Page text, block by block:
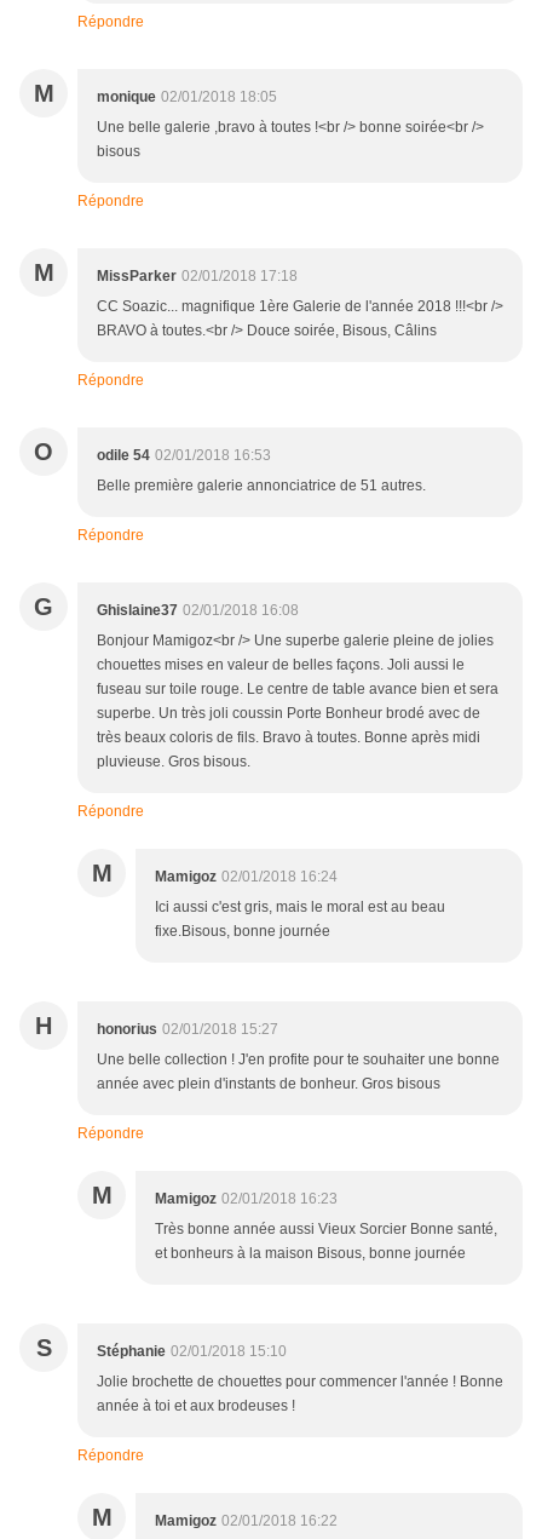
Répondre
M monique 02/01/2018 18:05
Une belle galerie ,bravo à toutes !<br /> bonne soirée<br />
bisous
Répondre
M MissParker 02/01/2018 17:18
CC Soazic... magnifique 1ère Galerie de l'année 2018 !!!<br />
BRAVO à toutes.<br /> Douce soirée, Bisous, Câlins
Répondre
O odile 54 02/01/2018 16:53
Belle première galerie annonciatrice de 51 autres.
Répondre
G Ghislaine37 02/01/2018 16:08
Bonjour Mamigoz<br /> Une superbe galerie pleine de jolies
chouettes mises en valeur de belles façons. Joli aussi le
fuseau sur toile rouge. Le centre de table avance bien et sera
superbe. Un très joli coussin Porte Bonheur brodé avec de
très beaux coloris de fils. Bravo à toutes. Bonne après midi
pluvieuse. Gros bisous.
Répondre
M Mamigoz 02/01/2018 16:24
Ici aussi c'est gris, mais le moral est au beau
fixe.Bisous, bonne journée
H honorius 02/01/2018 15:27
Une belle collection ! J'en profite pour te souhaiter une bonne
année avec plein d'instants de bonheur. Gros bisous
Répondre
M Mamigoz 02/01/2018 16:23
Très bonne année aussi Vieux Sorcier Bonne santé,
et bonheurs à la maison Bisous, bonne journée
S Stéphanie 02/01/2018 15:10
Jolie brochette de chouettes pour commencer l'année ! Bonne
année à toi et aux brodeuses !
Répondre
M Mamigoz 02/01/2018 16:22